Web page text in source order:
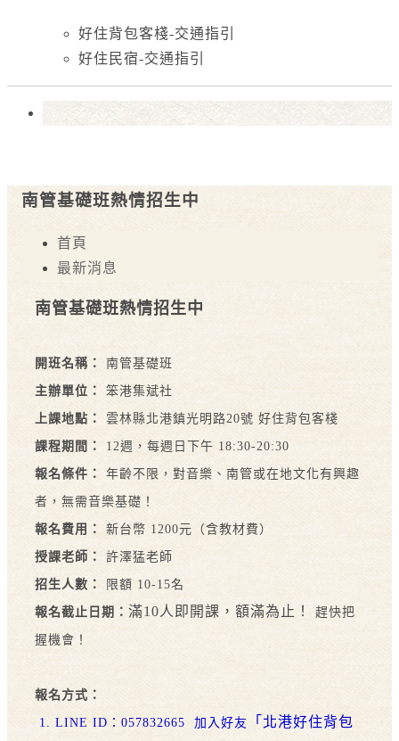
好住背包客棧-交通指引
好住民宿-交通指引
南管基礎班熱情招生中
首頁
最新消息
南管基礎班熱情招生中
開班名稱： 南管基礎班
主辦單位： 笨港集斌社
上課地點： 雲林縣北港鎮光明路20號 好住背包客棧
課程期間： 12週，每週日下午 18:30-20:30
報名條件： 年齡不限，對音樂、南管或在地文化有興趣
者，無需音樂基礎！
報名費用： 新台幣 1200元（含教材費）
授課老師： 許澤猛老師
招生人數： 限額 10-15名
報名截止日期： 滿10人即開課，額滿為止！ 趕快把
握機會！
報名方式：
1. LINE ID：057832665 加入好友
「北港好住背包